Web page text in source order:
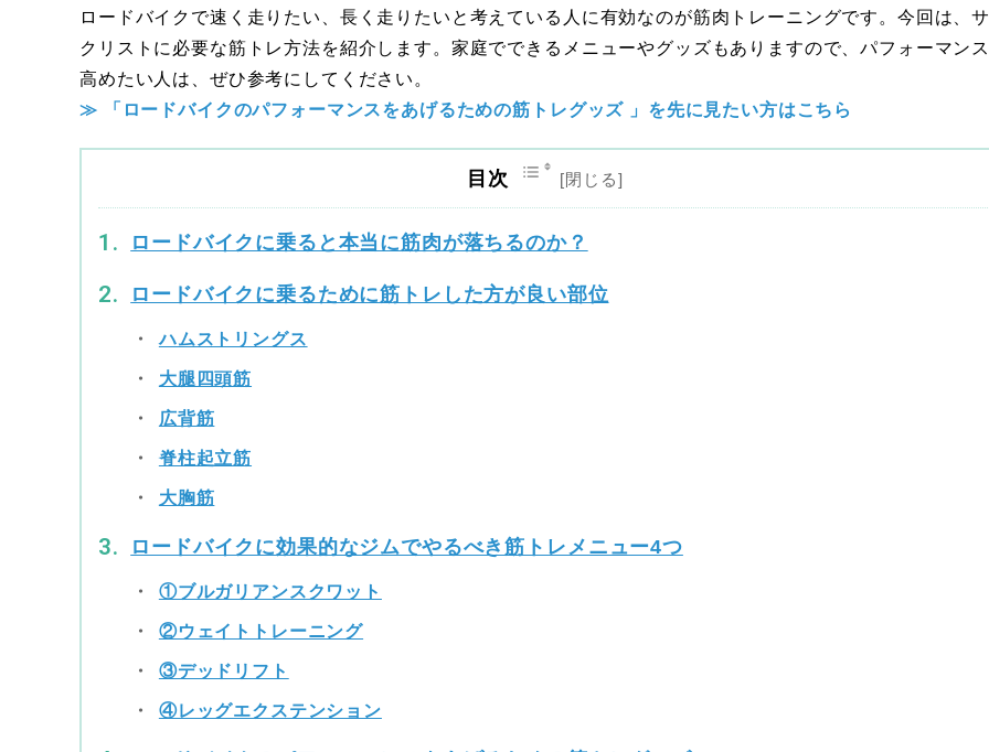
ロードバイクで速く走りたい、長く走りたいと考えている人に有効なのが筋肉トレーニングです。今回は、
クリストに必要な筋トレ方法を紹介します。家庭でできるメニューやグッズもありますので、パフォーマン
高めたい人は、ぜひ参考にしてください。
≫ 「ロードバイクのパフォーマンスをあげるための筋トレグッズ 」を先に見たい方はこちら
目次
ロードバイクに乗ると本当に筋肉が落ちるのか？
ロードバイクに乗るために筋トレした方が良い部位
ハムストリングス
大腿四頭筋
広背筋
脊柱起立筋
大胸筋
ロードバイクに効果的なジムでやるべき筋トレメニュー4つ
①ブルガリアンスクワット
②ウェイトトレーニング
③デッドリフト
④レッグエクステンション